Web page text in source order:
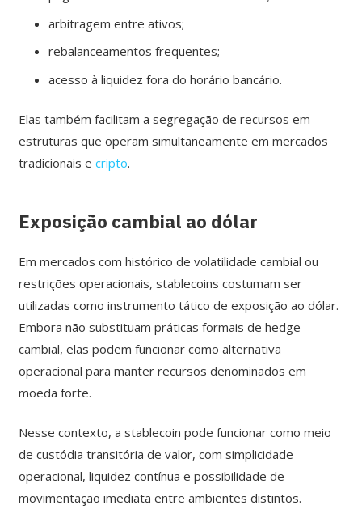
arbitragem entre ativos;
rebalanceamentos frequentes;
acesso à liquidez fora do horário bancário.
Elas também facilitam a segregação de recursos em
estruturas que operam simultaneamente em mercados
tradicionais e cripto.
Exposição cambial ao dólar
Em mercados com histórico de volatilidade cambial ou
restrições operacionais, stablecoins costumam ser
utilizadas como instrumento tático de exposição ao dólar.
Embora não substituam práticas formais de hedge
cambial, elas podem funcionar como alternativa
operacional para manter recursos denominados em
moeda forte.
Nesse contexto, a stablecoin pode funcionar como meio
de custódia transitória de valor, com simplicidade
operacional, liquidez contínua e possibilidade de
movimentação imediata entre ambientes distintos.